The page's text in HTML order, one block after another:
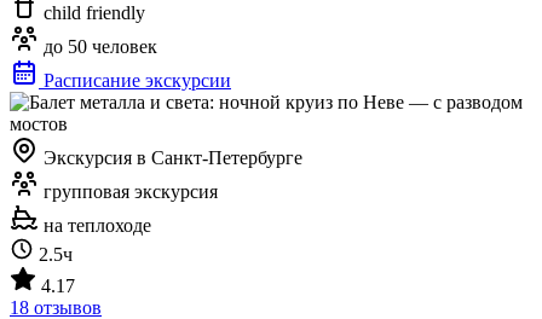
child friendly
до 50 человек
Расписание экскурсии
Экскурсия в Санкт-Петербурге
групповая экскурсия
на теплоходе
2.5ч
4.17
18 отзывов